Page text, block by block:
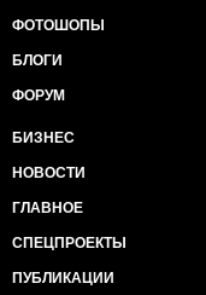
ФОТОШОПЫ
БЛОГИ
ФОРУМ
БИЗНЕС
НОВОСТИ
ГЛАВНОЕ
СПЕЦПРОЕКТЫ
ПУБЛИКАЦИИ